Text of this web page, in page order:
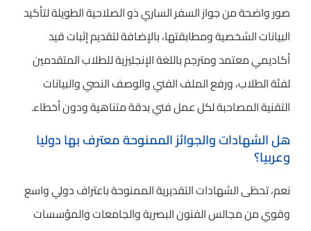
صور واضحة من جواز السفر الساري ذو الصلاحية الطويلة لتأكيد
البيانات الشخصية ومطابقتها، بالإضافة لتقديم إثبات قيد
أكاديمي معتمد ومترجم باللغة الإنجليزية للطلاب المتقدمين
لفئة الطلاب، ورفع الملف الفني والوصف النصي والبيانات
التقنية المصاحبة لكل عمل فني بدقة متناهية ودون أخطاء.
هل الشهادات والجوائز الممنوحة معترف بها دوليا
وعربيا؟
نعم، تحظى الشهادات التقديرية الممنوحة باعتراف دولي واسع
وقوي من مجالس الفنون البصرية والجامعات والمؤسسات